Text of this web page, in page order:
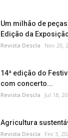
Um milhão de
Edição da
Revista Descla Nov 20,
14ª edição do
com concerto...
Revista Descla Jul 18,
Agricultura
Revista Descla Fev 3,